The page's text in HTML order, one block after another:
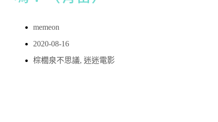
memeon
2020-08-16
棕櫚泉不思議, 迷迷電影